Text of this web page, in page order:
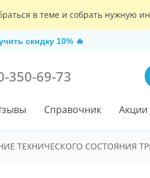
в теме и собрать
скидку 10% 🔥
350-69-73
Справочник Акции
ТЕХНИЧЕСКОГО СОСТОЯНИЯ